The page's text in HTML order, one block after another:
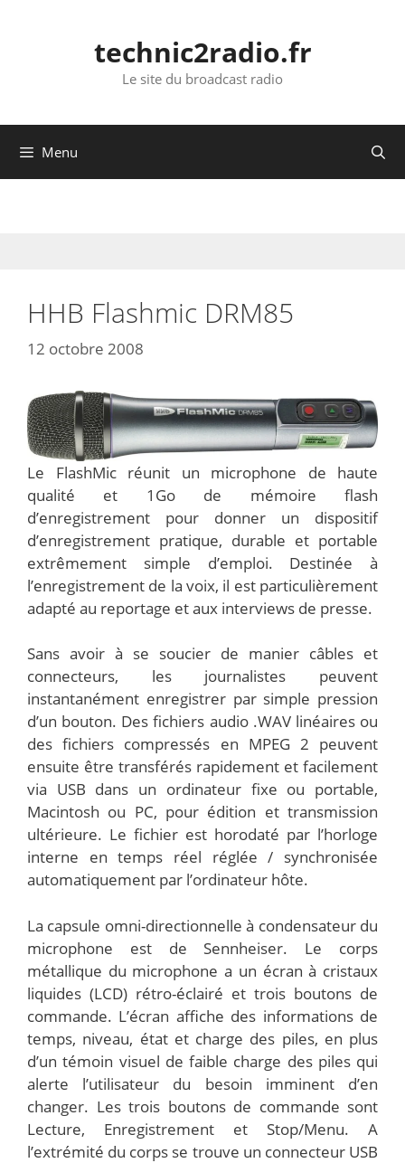
technic2radio.fr
Le site du broadcast radio
Menu
HHB Flashmic DRM85
12 octobre 2008
Le FlashMic réunit un microphone de haute
qualité et 1Go de mémoire flash
d’enregistrement pour donner un dispositif
d’enregistrement pratique, durable et portable
extrêmement simple d’emploi. Destinée à
l’enregistrement de la voix, il est particulièrement
adapté au reportage et aux interviews de presse.
Sans avoir à se soucier de manier câbles et
connecteurs, les journalistes peuvent
instantanément enregistrer par simple pression
d’un bouton. Des fichiers audio .WAV linéaires ou
des fichiers compressés en MPEG 2 peuvent
ensuite être transférés rapidement et facilement
via USB dans un ordinateur fixe ou portable,
Macintosh ou PC, pour édition et transmission
ultérieure. Le fichier est horodaté par l’horloge
interne en temps réel réglée / synchronisée
automatiquement par l’ordinateur hôte.
La capsule omni-directionnelle à condensateur du
microphone est de Sennheiser. Le corps
métallique du microphone a un écran à cristaux
liquides (LCD) rétro-éclairé et trois boutons de
commande. L’écran affiche des informations de
temps, niveau, état et charge des piles, en plus
d’un témoin visuel de faible charge des piles qui
alerte l’utilisateur du besoin imminent d’en
changer. Les trois boutons de commande sont
Lecture, Enregistrement et Stop/Menu. A
l’extrémité du corps se trouve un connecteur USB